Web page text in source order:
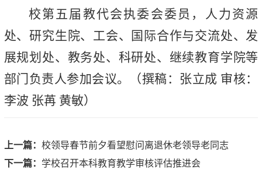
校第五届教代会执委会委员，人力资源
处、研究生院、工会、国际合作与交流处、发
展规划处、教务处、科研处、继续教育学院等
部门负责人参加会议。（撰稿：张立成 审核：
李波 张苒 黄敏）
上一篇： 校领导春节前夕看望慰问离退休老领导老同志
下一篇： 学校召开本科教育教学审核评估推进会